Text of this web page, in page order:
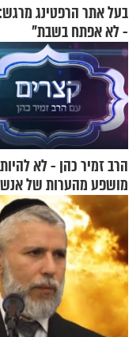
בעל אתר הרפטינג
- לא אפתח בשבת"
הרב זמיר כהן - לא להיות
מושפע מהערות של